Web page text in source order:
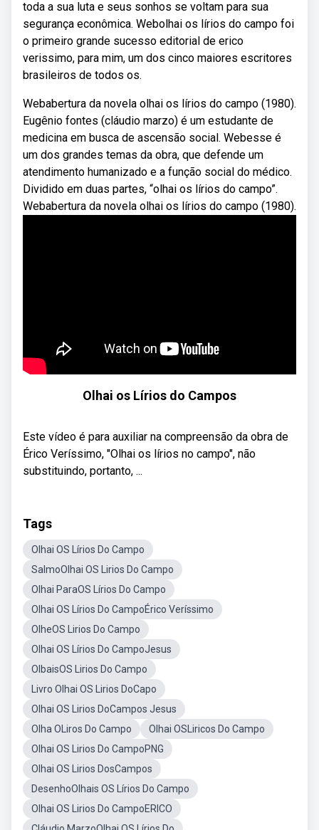
toda a sua luta e seus sonhos se voltam para sua
segurança econômica. Webolhai os lírios do campo foi
o primeiro grande sucesso editorial de erico
verissimo, para mim, um dos cinco maiores escritores
brasileiros de todos os.
Webabertura da novela olhai os lírios do campo (1980).
Eugênio fontes (cláudio marzo) é um estudante de
medicina em busca de ascensão social. Webesse é
um dos grandes temas da obra, que defende um
atendimento humanizado e a função social do médico.
Dividido em duas partes, “olhai os lírios do campo”.
Webabertura da novela olhai os lírios do campo (1980).
Olhai os Lírios do Campos
Este vídeo é para auxiliar na compreensão da obra de
Érico Veríssimo, "Olhai os lírios no campo", não
substituindo, portanto, ...
Tags
Olhai OS Lírios Do Campo
SalmoOlhai OS Lirios Do Campo
Olhai ParaOS Lírios Do Campo
Olhai OS Lírios Do CampoÉrico Veríssimo
OlheOS Lirios Do Campo
Olhai OS Lírios Do CampoJesus
OlbaisOS Lirios Do Campo
Livro Olhai OS Lirios DoCapo
Olhai OS Lirios DoCampos Jesus
Olha OLiros Do Campo
Olhai OSLiricos Do Campo
Olhai OS Lirios Do CampoPNG
Olhai OS Lirios DosCampos
DesenhoOlhais OS Lírios Do Campo
Olhai OS Lirios Do CampoERICO